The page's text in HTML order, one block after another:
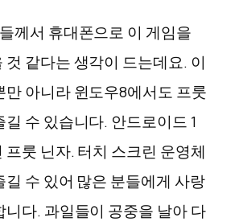
께서 휴대폰으로 이 게임을
것 같다는 생각이 드는데요. 이
만 아니라 윈도우8에서도 프룻
길 수 있습니다. 안드로이드 1
프룻 닌자. 터치 스크린 운영체
길 수 있어 많은 분들에게 사랑
니다. 과일들이 공중을 날아 다